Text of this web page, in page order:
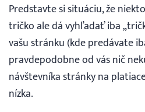
Predstavte si situáciu, že
tričko ale dá vyhľadať iba
vašu stránku (kde predávate
pravdepodobne od vás nič
návštevníka stránky na
nízka.